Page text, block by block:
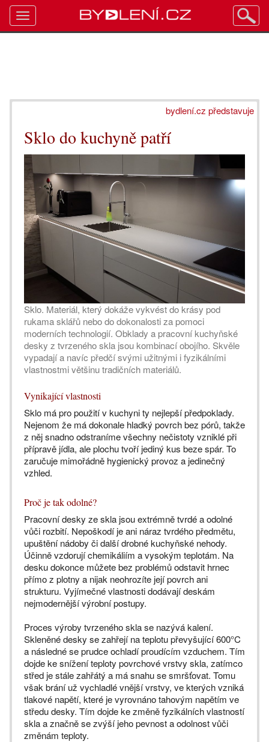
bydlení.cz představuje
Sklo do kuchyně patří
Sklo. Materiál, který dokáže vykvést do krásy pod
rukama sklářů nebo do dokonalosti za pomoci
moderních technologií. Obklady a pracovní kuchyňské
desky z tvrzeného skla jsou kombinací obojího. Skvěle
vypadají a navíc předčí svými užitnými i fyzikálními
vlastnostmi většinu tradičních materiálů.
Vynikající vlastnosti
Sklo má pro použití v kuchyni ty nejlepší předpoklady.
Nejenom že má dokonale hladký povrch bez pórů, takže
z něj snadno odstraníme všechny nečistoty vzniklé při
přípravě jídla, ale plochu tvoří jediný kus beze spár. To
zaručuje mimořádně hygienický provoz a jedinečný
vzhled.
Proč je tak odolné?
Pracovní desky ze skla jsou extrémně tvrdé a odolné
vůči rozbití. Nepoškodí je ani náraz tvrdého předmětu,
upuštění nádoby či další drobné kuchyňské nehody.
Účinně vzdorují chemikáliím a vysokým teplotám. Na
desku dokonce můžete bez problémů odstavit hrnec
přímo z plotny a nijak neohrozíte její povrch ani
strukturu. Vyjímečné vlastnosti dodávají deskám
nejmodernější výrobní postupy.
Proces výroby tvrzeného skla se nazývá kalení.
Skleněné desky se zahřejí na teplotu převyšující 600°C
a následné se prudce ochladí proudícím vzduchem. Tím
dojde ke snížení teploty povrchové vrstvy skla, zatímco
střed je stále zahřátý a má snahu se smršťovat. Tomu
však brání už vychladlé vnější vrstvy, ve kterých vzniká
tlakové napětí, které je vyrovnáno tahovým napětím ve
středu desky. Tím dojde ke změně fyzikálních vlastností
skla a značně se zvýší jeho pevnost a odolnost vůči
změnám teploty.
Toggle
navigation